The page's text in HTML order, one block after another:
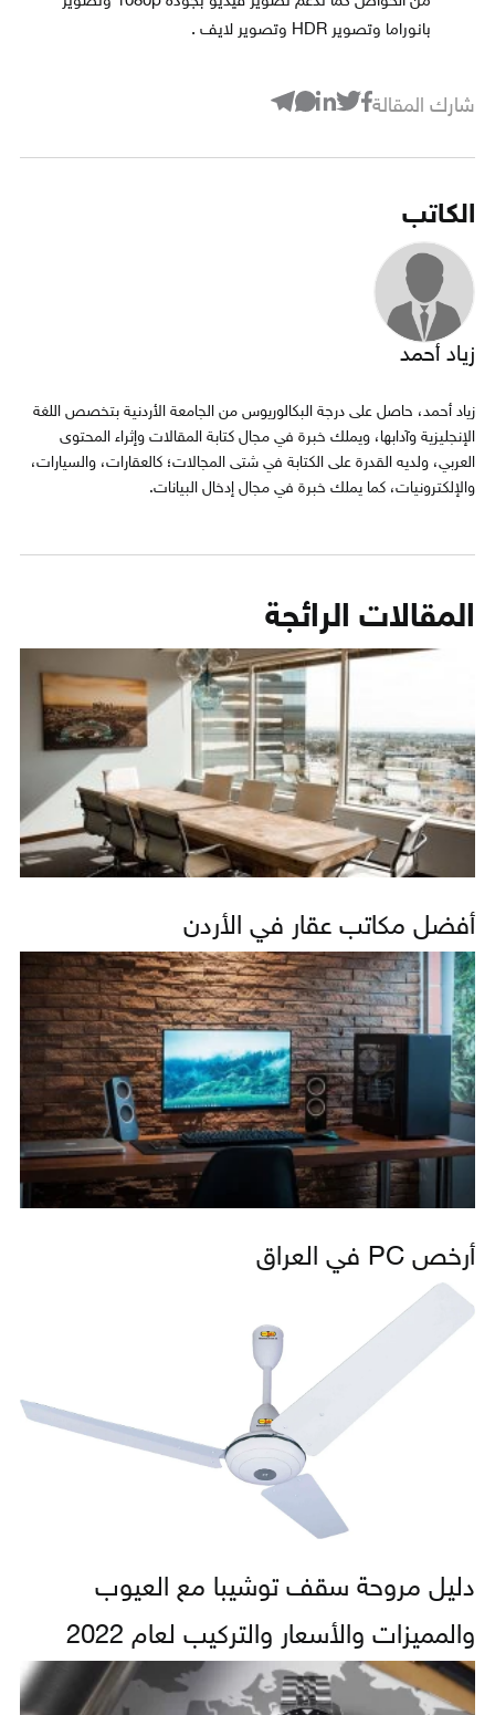
بانوراما وتصوير HDR وتصوير لايف .
شارك المقالة
الكاتب
زياد أحمد
زياد أحمد، حاصل على درجة البكالوريوس من الجامعة الأردنية بتخصص اللغة
الإنجليزية وآدابها، ويملك خبرة في مجال كتابة المقالات وإثراء المحتوى
العربي، ولديه القدرة على الكتابة في شتى المجالات؛ كالعقارات، والسيارات،
والإلكترونيات، كما يملك خبرة في مجال إدخال البيانات.
المقالات الرائجة
أفضل مكاتب عقار في الأردن
أرخص PC في العراق
دليل مروحة سقف توشيبا مع العيوب
والمميزات والأسعار والتركيب لعام 2022